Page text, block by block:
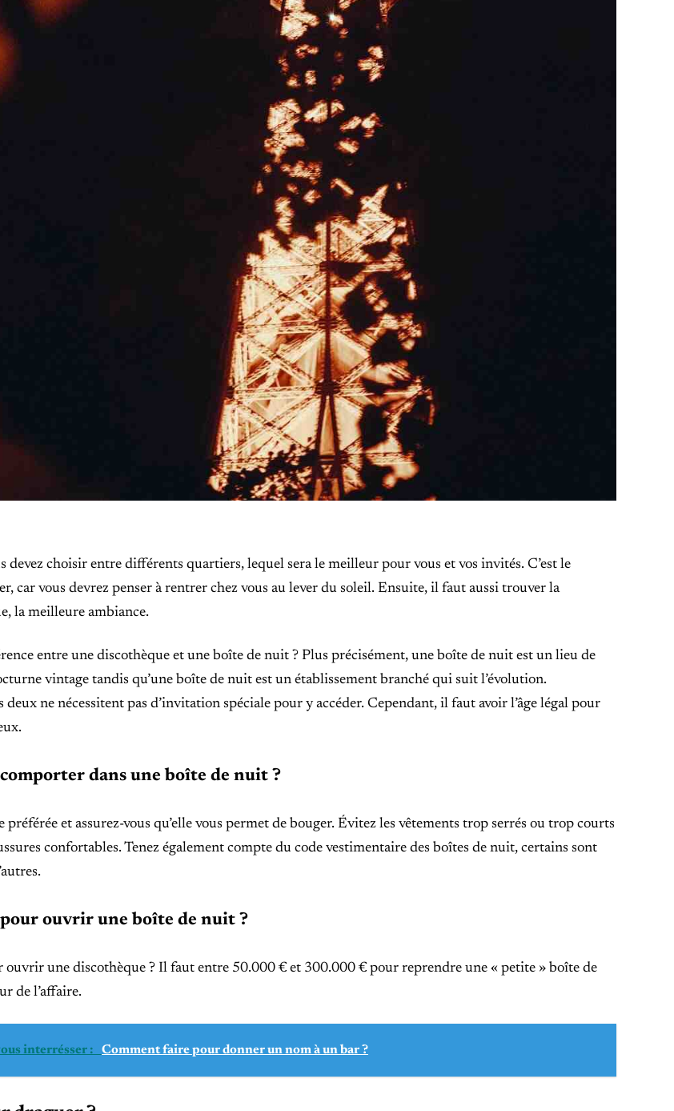
devez choisir entre différents quartiers, lequel sera le meilleur pour vous et vos invités. C’est le
car vous devrez penser à rentrer chez vous au lever du soleil. Ensuite, il faut aussi trouver la
la meilleure ambiance.
entre une discothèque et une boîte de nuit ? Plus précisément, une boîte de nuit est un lieu de
vintage tandis qu’une boîte de nuit est un établissement branché qui suit l’évolution.
deux ne nécessitent pas d’invitation spéciale pour y accéder. Cependant, il faut avoir l’âge légal pour
dans une boîte de nuit ?
préférée et assurez-vous qu’elle vous permet de bouger. Évitez les vêtements trop serrés ou trop courts
confortables. Tenez également compte du code vestimentaire des boîtes de nuit, certains sont
ouvrir une boîte de nuit ?
ouvrir une discothèque ? Il faut entre 50.000 € et 300.000 € pour reprendre une « petite » boîte de
de l’affaire.
interrésser : Comment faire pour donner un nom à un bar ?